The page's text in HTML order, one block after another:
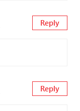
Reply
Reply